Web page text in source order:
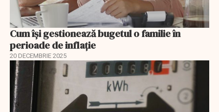
Cum își gestionează bugetul o familie în
perioade de inflație
20 DECEMBRIE 2025